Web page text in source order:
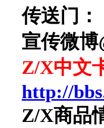
传送门：
宣传微
Z/X中文
http://
Z/X商品